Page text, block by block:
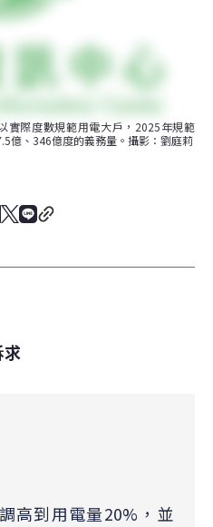
實際度數規範用電大戶，2025年規範
億、346億度的義務量。攝影：劉庭莉
求
高到用電量20%，並